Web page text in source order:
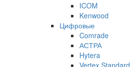
ICOM
Kenwood
Цифровые
Comrade
АСТРА
Hytera
Vertex Standard